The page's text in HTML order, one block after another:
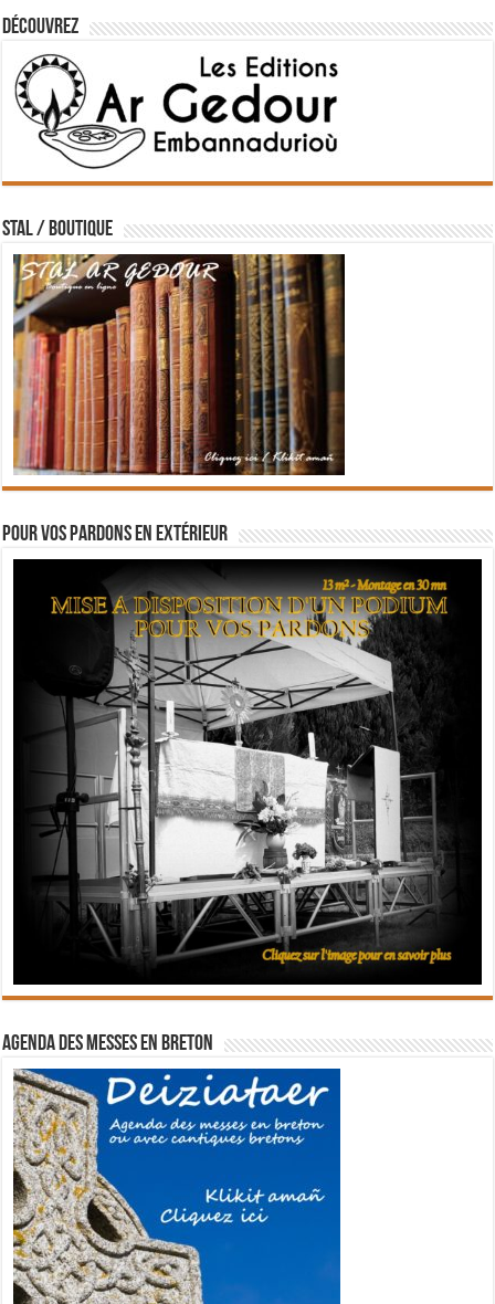
Découvrez
STAL / BOUTIQUE
Pour vos pardons en extérieur
Agenda des messes en breton